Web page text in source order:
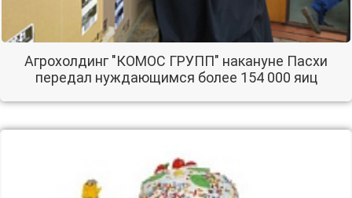
Агрохолдинг "КОМОС ГРУПП" накануне Пасхи
передал нуждающимся более 154 000 яиц